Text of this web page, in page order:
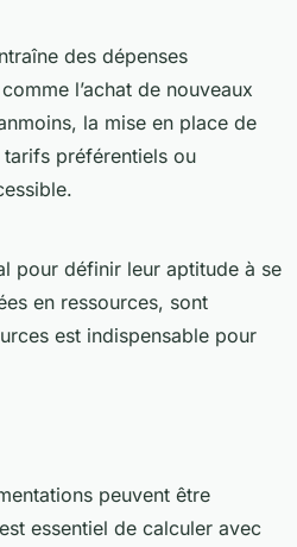
des dépenses
l’achat de nouveaux
la mise en place de
préférentiels ou
pour définir leur aptitude à se
en ressources, sont
est indispensable pour
peuvent être
essentiel de calculer avec